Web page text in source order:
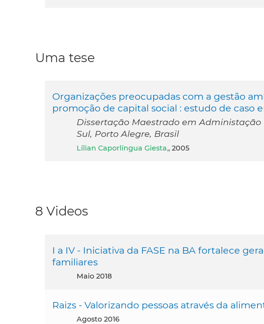
Uma tese
Organizações preocupadas com a gestão
promoção de capital social : estudo de caso
Dissertação Maestrado em
Sul, Porto Alegre, Brasil
Lílian Caporlíngua Giesta,, 2005
8 Videos
I a IV - Iniciativa da FASE na BA fortalece
familiares
maio 2018
Raizs - Valorizando pessoas através da
agosto 2016